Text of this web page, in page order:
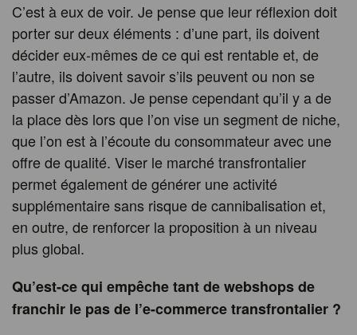
C’est à eux de voir. Je pense que leur réflexion doit
porter sur deux éléments : d’une part, ils doivent
décider eux-mêmes de ce qui est rentable et, de
l’autre, ils doivent savoir s’ils peuvent ou non se
passer d’Amazon. Je pense cependant qu’il y a de
la place dès lors que l’on vise un segment de niche,
que l’on est à l’écoute du consommateur avec une
offre de qualité. Viser le marché transfrontalier
permet également de générer une activité
supplémentaire sans risque de cannibalisation et,
en outre, de renforcer la proposition à un niveau
plus global.
Qu’est-ce qui empêche tant de webshops de
franchir le pas de l’e-commerce transfrontalier ?